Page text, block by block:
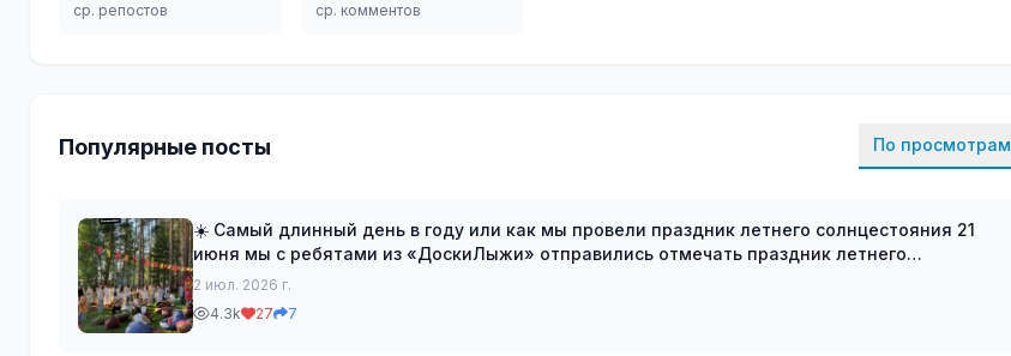
ср. репостов ср. комментов
Популярные посты По просмотрам
☀️ Самый длинный день в году или как мы провели праздник летнего солнцестояния 21
июня мы с ребятами из «ДоскиЛыжи» отправились отмечать праздник летнего
солнцестояния. В этот июньский день солнце по
2 июл. 2026 г.
4.3k
27 7